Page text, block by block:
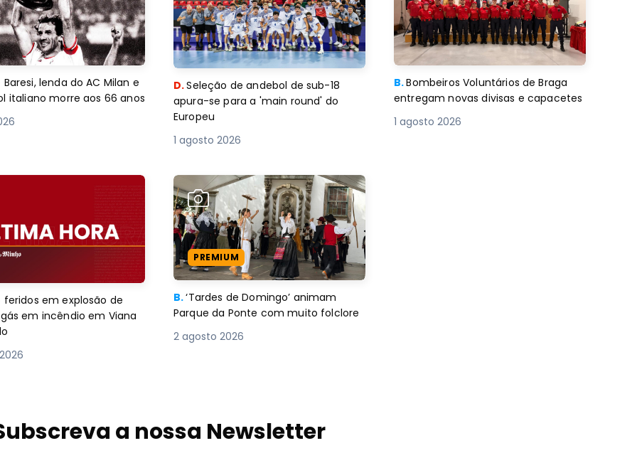
Baresi, lenda do AC Milan e
italiano morre aos 66 anos
D.Seleção de andebol de sub-18
apura-se para a 'main round' do
Europeu
1 agosto 2026
B.Bombeiros Voluntários de Braga
entregam novas divisas e capacetes
1 agosto 2026
feridos em explosão de
em incêndio em Viana
PREMIUM
B.‘Tardes de Domingo’ animam
Parque da Ponte com muito folclore
2 agosto 2026
a nossa Newsletter